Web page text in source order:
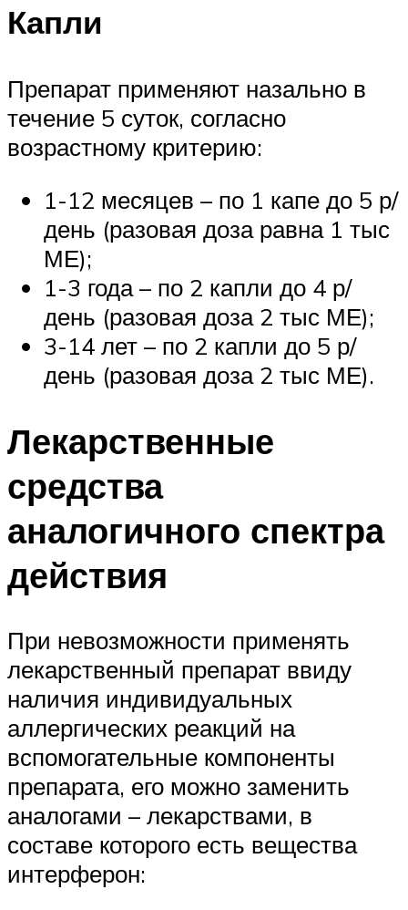
Капли
Препарат применяют назально в
течение 5 суток, согласно
возрастному критерию:
1-12 месяцев – по 1 капе до 5 р/
день (разовая доза равна 1 тыс
МЕ);
1-3 года – по 2 капли до 4 р/
день (разовая доза 2 тыс МЕ);
3-14 лет – по 2 капли до 5 р/
день (разовая доза 2 тыс МЕ).
Лекарственные
средства
аналогичного спектра
действия
При невозможности применять
лекарственный препарат ввиду
наличия индивидуальных
аллергических реакций на
вспомогательные компоненты
препарата, его можно заменить
аналогами – лекарствами, в
составе которого есть вещества
интерферон: